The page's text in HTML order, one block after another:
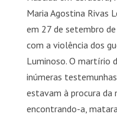
Maria Agostina Rivas
em 27 de setembro
com a violência dos
Luminoso. O martírio
inúmeras
estavam à procura da
encontrando-a,